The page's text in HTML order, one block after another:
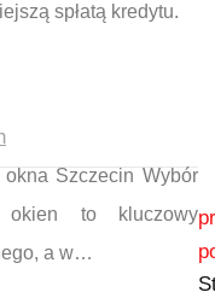
spłatą kredytu.
Szczecin Wybór
okien to kluczowy
a w…